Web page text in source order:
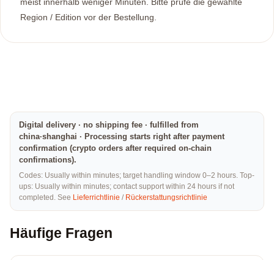
Region / Edition vor der Bestellung.
Digital delivery · no shipping fee · fulfilled from
china·shanghai · Processing starts right after payment
confirmation (crypto orders after required on-chain
confirmations).
Codes: Usually within minutes; target handling window 0–2 hours. Top-
ups: Usually within minutes; contact support within 24 hours if not
completed. See Lieferrichtlinie / Rückerstattungsrichtlinie
Häufige Fragen